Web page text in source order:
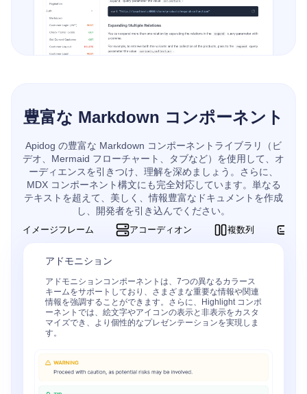
豊富な Markdown コンポーネント
Apidog の豊富な Markdown コンポーネントライブラリ（ビ
デオ、Mermaid フローチャート、タブなど）を使用して、オ
ーディエンスを引きつけ、理解を深めましょう。さらに、
MDX コンポーネント構文にも完全対応しています。単なる
テキストを超えて、美しく、情報豊富なドキュメントを作成
し、開発者を引き込んでください。
イメージフレーム アコーディオン 複数列
アドモニション
アドモニションコンポーネントは、7つの異なるカラース
キームをサポートしており、さまざまな重要な情報や関連
情報を強調することができます。さらに、Highlight コンポ
ーネントでは、絵文字やアイコンの表示と非表示をカスタ
マイズでき、より個性的なプレゼンテーションを実現しま
す。